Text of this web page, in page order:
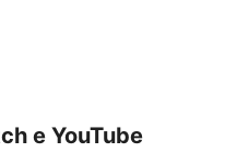
e YouTube